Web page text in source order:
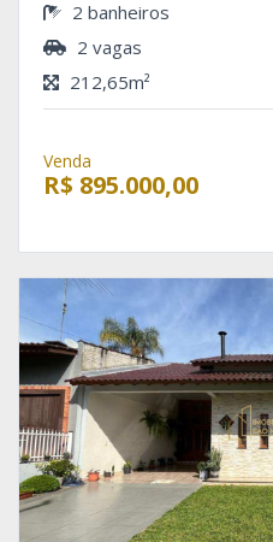
2 banheiros
2 vagas
212,65m²
Venda
R$ 895.000,00